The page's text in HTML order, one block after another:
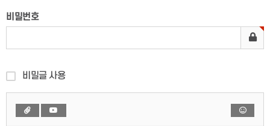
비밀번호
비밀글 사용